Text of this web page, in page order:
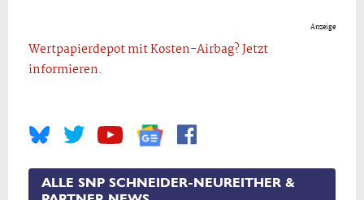
Anzeige
Wertpapierdepot mit Kosten-Airbag? Jetzt
informieren.
ALLE SNP SCHNEIDER-NEUREITHER &